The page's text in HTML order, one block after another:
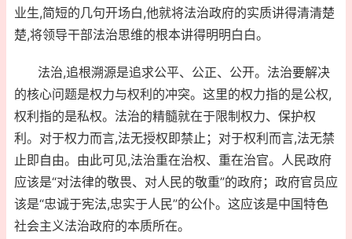
业生,简短的几句开场白,他就将法治政府的实质讲得清清楚
楚,将领导干部法治思维的根本讲得明明白白。
法治,追根溯源是追求公平、公正、公开。法治要解决
的核心问题是权力与权利的冲突。这里的权力指的是公权,
权利指的是私权。法治的精髓就在于限制权力、保护权
利。对于权力而言,法无授权即禁止；对于权利而言,法无禁
止即自由。由此可见,法治重在治权、重在治官。人民政府
应该是“对法律的敬畏、对人民的敬重”的政府；政府官员应
该是“忠诚于宪法,忠实于人民”的公仆。这应该是中国特色
社会主义法治政府的本质所在。